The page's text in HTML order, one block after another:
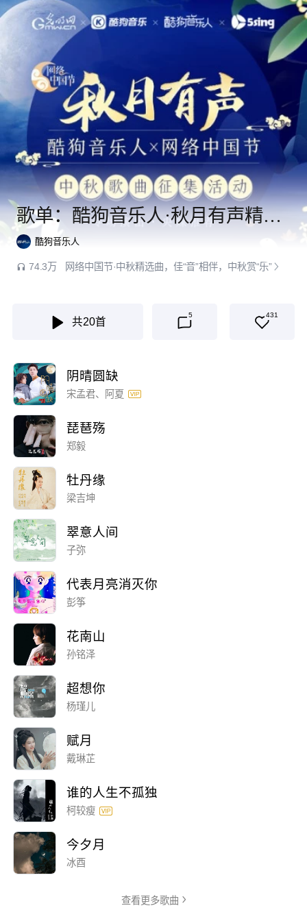
歌单：酷狗音乐人·秋月有声精选合辑
酷狗音乐人
74.3万 网络中国节·中秋精选曲，佳“音”相伴，中秋赏“乐”
共20首
5 431
阴晴圆缺
宋孟君、阿夏
琵琶殇
郑毅
牡丹缘
梁吉坤
翠意人间
子弥
代表月亮消灭你
彭筝
花南山
孙铭泽
超想你
杨瑾儿
赋月
戴琳芷
谁的人生不孤独
柯较瘦
今夕月
冰酉
查看更多歌曲